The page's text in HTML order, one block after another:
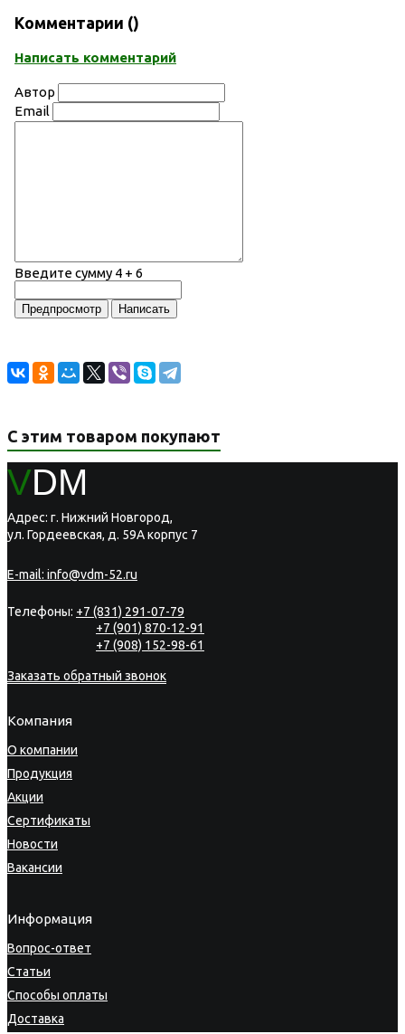
Комментарии ()
Написать комментарий
Автор
Email
Введите сумму 4 + 6
С этим товаром покупают
VDM
Адрес: г. Нижний Новгород,
ул. Гордеевская, д. 59А корпус 7
E-mail: info@vdm-52.ru
Телефоны: +7 (831) 291-07-79
+7 (901) 870-12-91
+7 (908) 152-98-61
Заказать обратный звонок
Компания
О компании
Продукция
Акции
Сертификаты
Новости
Вакансии
Информация
Вопрос-ответ
Статьи
Способы оплаты
Доставка